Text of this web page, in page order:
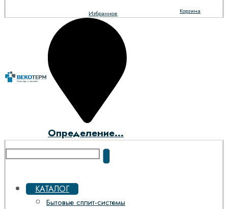
Корзина
Избранное
Определение...
КАТАЛОГ
Бытовые сплит-системы